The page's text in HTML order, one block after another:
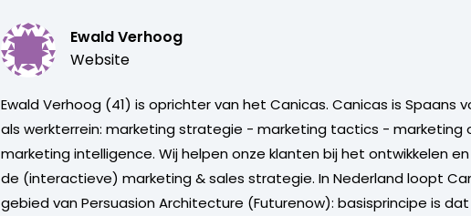
Ewald Verhoog
Website
Ewald Verhoog (41) is oprichter van het Canicas. Canicas is Spaans
als werkterrein: marketing strategie - marketing tactics - marketing
marketing intelligence. Wij helpen onze klanten bij het ontwikkelen
de (interactieve) marketing & sales strategie. In Nederland loopt
gebied van Persuasion Architecture (Futurenow): basisprincipe is